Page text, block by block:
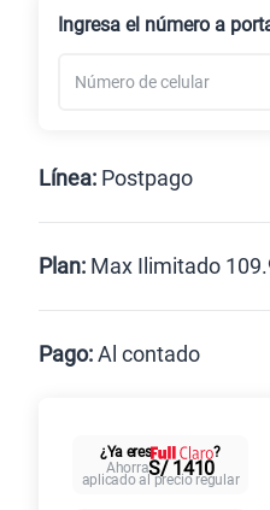
Ingresa el número a
Línea: Postpago
Postpago
Plan: Max Ilimitado
Paga solo
Pago:Al contado
Al contado
¿Ya eres
?
AhorraS/ 1410
aplicado al precio regular